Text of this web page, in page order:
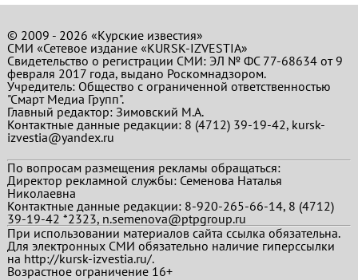
© 2009 - 2026 «Курские известия»
СМИ «Сетевое издание «KURSK-IZVESTIA»
Свидетельство о регистрации СМИ: ЭЛ № ФС 77-68634 от 9
февраля 2017 года, выдано Роскомнадзором.
Учредитель: Общество с ограниченной ответственностью
"Смарт Медиа Групп".
Главный редактор:Зимовский М.А.
Контактные данные редакции: 8 (4712) 39-19-42, kursk-
izvestia@yandex.ru
По вопросам размещения рекламы обращаться:
Директор рекламной службы: Семенова Наталья
Николаевна
Контактные данные редакции: 8-920-265-66-14, 8 (4712)
39-19-42 *2323, n.semenova@ptpgroup.ru
При использовании материалов сайта ссылка обязательна.
Для электронных СМИ обязательно наличие гиперссылки
на http://kursk-izvestia.ru/.
Возрастное ограничение 16+